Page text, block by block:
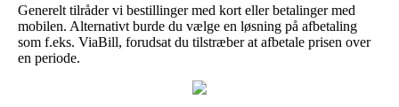
Generelt tilråder vi bestillinger med kort eller betalinger med
mobilen. Alternativt burde du vælge en løsning på afbetaling
som f.eks. ViaBill, forudsat du tilstræber at afbetale prisen over
en periode.